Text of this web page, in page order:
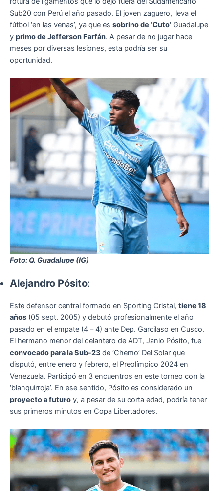
Sub20 con Perú el año pasado. El joven zaguero, lleva el
fútbol ‘en las venas’, ya que es sobrino de ‘Cuto’ Guadalupe
y primo de Jefferson Farfán. A pesar de no jugar hace
meses por diversas lesiones, esta podría ser su
oportunidad.
Foto: Q. Guadalupe (IG)
Alejandro Pósito:
Este defensor central formado en Sporting Cristal, tiene 18
años (05 sept. 2005) y debutó profesionalmente el año
pasado en el empate (4 – 4) ante Dep. Garcilaso en Cusco.
El hermano menor del delantero de ADT, Janio Pósito, fue
convocado para la Sub-23 de ‘Chemo’ Del Solar que
disputó, entre enero y febrero, el Preolímpico 2024 en
Venezuela. Participó en 3 encuentros en este torneo con la
‘blanquirroja’. En ese sentido, Pósito es considerado un
proyecto a futuro y, a pesar de su corta edad, podría tener
sus primeros minutos en Copa Libertadores.